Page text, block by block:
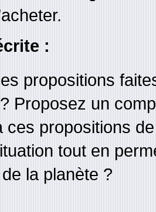
:
propositions
Proposez un
ces propositions
tout en
la planète ?